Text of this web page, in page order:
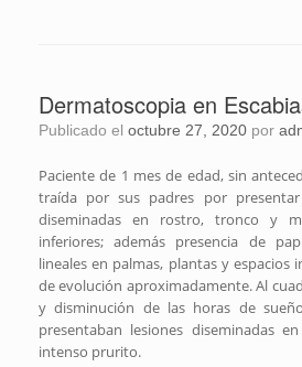
Dermatoscopia en
Publicado el octubre 27, 2020 por
Paciente de 1 mes de edad, sin
traída por sus padres por presentar
diseminadas en rostro, tronco y
inferiores; además presencia de
lineales en palmas, plantas y espacios
de evolución aproximadamente. Al
y disminución de las horas de
presentaban lesiones diseminadas
intenso prurito.